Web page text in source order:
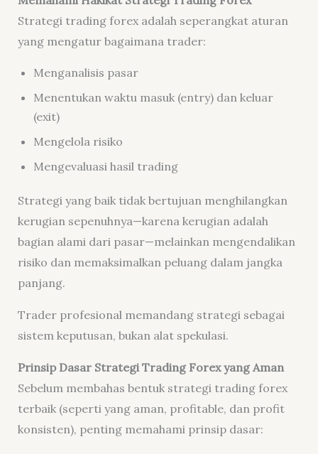
Strategi trading forex adalah seperangkat aturan
yang mengatur bagaimana trader:
Menganalisis pasar
Menentukan waktu masuk (entry) dan keluar
(exit)
Mengelola risiko
Mengevaluasi hasil trading
Strategi yang baik tidak bertujuan menghilangkan
kerugian sepenuhnya—karena kerugian adalah
bagian alami dari pasar—melainkan mengendalikan
risiko dan memaksimalkan peluang dalam jangka
panjang.
Trader profesional memandang strategi sebagai
sistem keputusan, bukan alat spekulasi.
Prinsip Dasar Strategi Trading Forex yang Aman
Sebelum membahas bentuk strategi trading forex
terbaik (seperti yang aman, profitable, dan profit
konsisten), penting memahami prinsip dasar: